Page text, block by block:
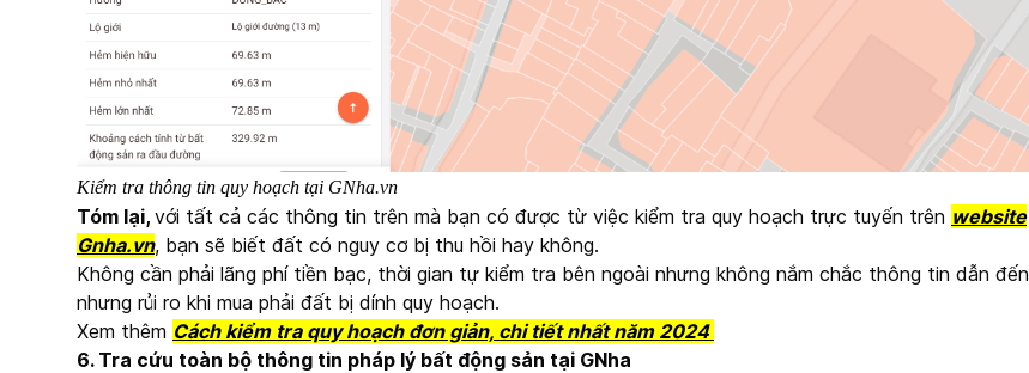
Kiểm tra thông tin quy hoạch tại GNha.vn
Tóm lại, với tất cả các thông tin trên mà bạn có được từ việc kiểm tra quy hoạch trực tuyến trên website
Gnha.vn, bạn sẽ biết đất có nguy cơ bị thu hồi hay không.
Không cần phải lãng phí tiền bạc, thời gian tự kiểm tra bên ngoài nhưng không nắm chắc thông tin dẫn đến
nhưng rủi ro khi mua phải đất bị dính quy hoạch.
Xem thêm Cách kiểm tra quy hoạch đơn giản, chi tiết nhất năm 2024
6. Tra cứu toàn bộ thông tin pháp lý bất động sản tại GNha